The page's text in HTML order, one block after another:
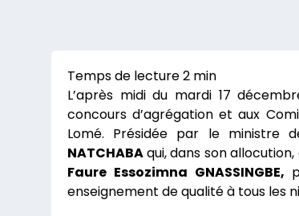
L’après midi du mardi 17
concours d’agrégation et aux
Lomé. Présidée par le ministre
NATCHABAqui, dans son
Faure Essozimna GNASSINGBE,
enseignement de qualité à tous les